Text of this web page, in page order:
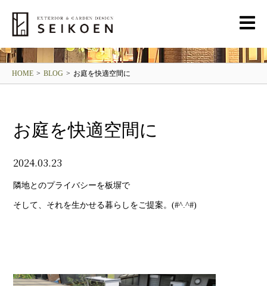
HOME > BLOG > お庭を快適空間に
お庭を快適空間に
2024.03.23
隣地とのプライバシーを板塀で
そして、それを生かせる暮らしをご提案。(#^.^#)